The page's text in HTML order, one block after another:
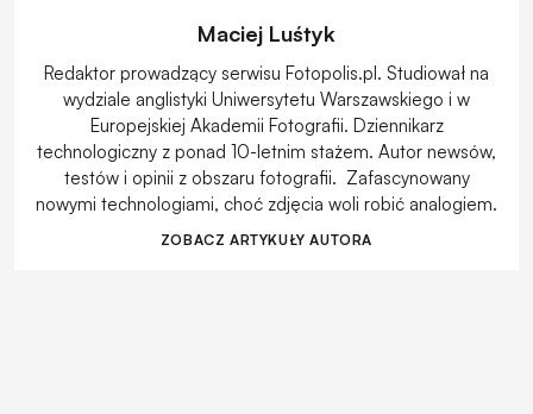
Maciej Luśtyk
Redaktor prowadzący serwisu Fotopolis.pl. Studiował na
wydziale anglistyki Uniwersytetu Warszawskiego i w
Europejskiej Akademii Fotografii. Dziennikarz
technologiczny z ponad 10-letnim stażem. Autor newsów,
testów i opinii z obszaru fotografii. Zafascynowany
nowymi technologiami, choć zdjęcia woli robić analogiem.
ZOBACZ ARTYKUŁY AUTORA